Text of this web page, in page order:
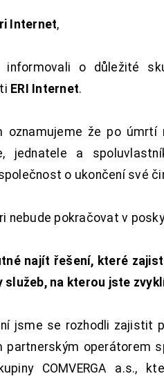
Internet,
informovali o důležité
ERI Internet.
oznamujeme že po úmrtí
jednatele a
o ukončení své
nebude pokračovat v
najít řešení, které
služeb, na kterou jste
jsme se rozhodli zajistit
partnerským operátorem
COMVERGA a.s.,